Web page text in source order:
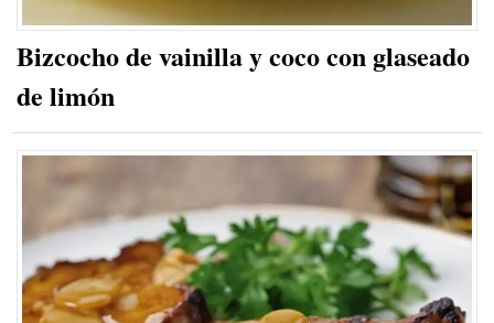
Bizcocho de vainilla y coco con glaseado
de limón